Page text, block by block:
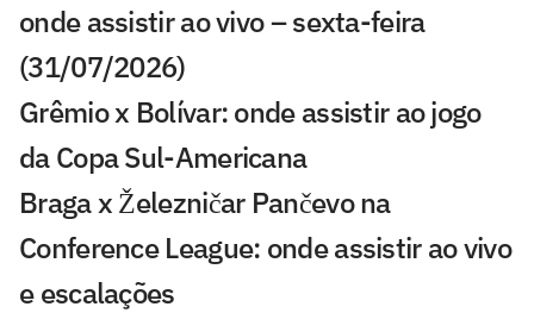
onde assistir ao vivo – sexta-feira
(31/07/2026)
Grêmio x Bolívar: onde assistir ao jogo
da Copa Sul-Americana
Braga x Železničar Pančevo na
Conference League: onde assistir ao vivo
e escalações